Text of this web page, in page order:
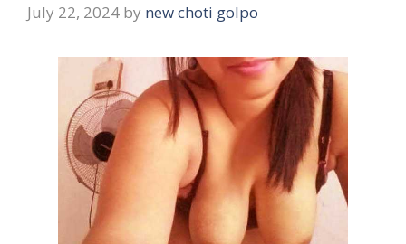
July 22, 2024 by new choti golpo